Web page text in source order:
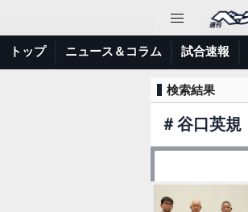
トップ ニュース＆コラム 試合速報
検索結果
＃谷口英規